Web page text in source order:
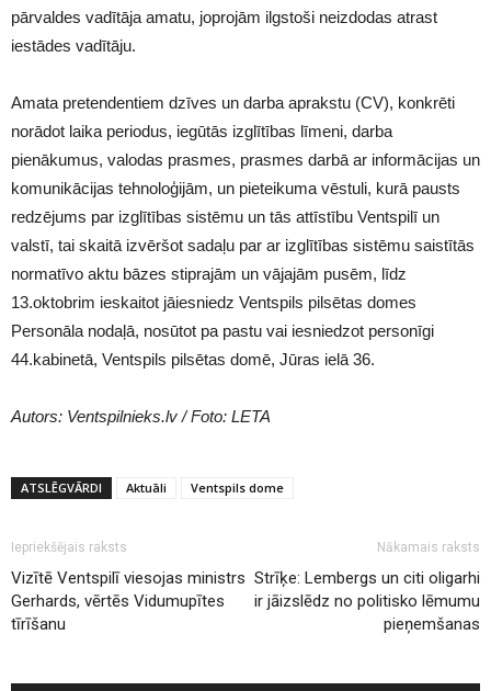
pārvaldes vadītāja amatu, joprojām ilgstoši neizdodas atrast
iestādes vadītāju.
Amata pretendentiem dzīves un darba aprakstu (CV), konkrēti
norādot laika periodus, iegūtās izglītības līmeni, darba
pienākumus, valodas prasmes, prasmes darbā ar informācijas un
komunikācijas tehnoloģijām, un pieteikuma vēstuli, kurā pausts
redzējums par izglītības sistēmu un tās attīstību Ventspilī un
valstī, tai skaitā izvēršot sadaļu par ar izglītības sistēmu saistītās
normatīvo aktu bāzes stiprajām un vājajām pusēm, līdz
13.oktobrim ieskaitot jāiesniedz Ventspils pilsētas domes
Personāla nodaļā, nosūtot pa pastu vai iesniedzot personīgi
44.kabinetā, Ventspils pilsētas domē, Jūras ielā 36.
Autors: Ventspilnieks.lv / Foto: LETA
ATSLĒGVĀRDI Aktuāli Ventspils dome
Iepriekšējais raksts
Vizītē Ventspilī viesojas ministrs
Gerhards, vērtēs Vidumupītes
tīrīšanu
Nākamais raksts
Strīķe: Lembergs un citi oligarhi
ir jāizslēdz no politisko lēmumu
pieņemšanas